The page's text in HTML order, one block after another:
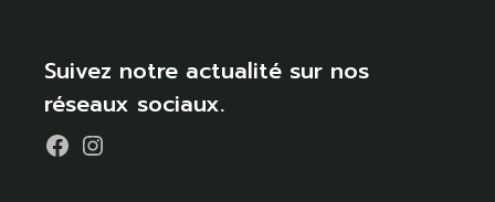
Suivez notre actualité sur nos
réseaux sociaux.
Facebook
Instagram